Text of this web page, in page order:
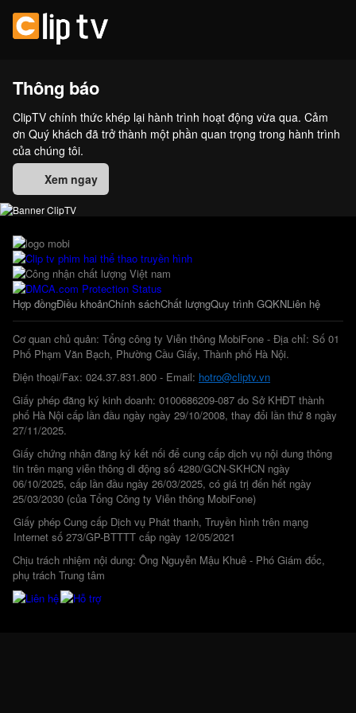
Thông báo
ClipTV chính thức khép lại hành trình hoạt động vừa qua. Cảm
ơn Quý khách đã trở thành một phần quan trọng trong hành trình
của chúng tôi.
Xem ngay
Hợp đồngĐiều khoảnChính sáchChất lượngQuy trình GQKNLiên hệ
Cơ quan chủ quản: Tổng công ty Viễn thông MobiFone - Địa chỉ: Số 01
Phố Phạm Văn Bạch, Phường Cầu Giấy, Thành phố Hà Nội.
Điện thoại/Fax: 024.37.831.800 - Email: hotro@cliptv.vn
Giấy phép đăng ký kinh doanh: 0100686209-087 do Sở KHĐT thành
phố Hà Nội cấp lần đầu ngày ngày 29/10/2008, thay đổi lần thứ 8 ngày
27/11/2025.
Giấy chứng nhận đăng ký kết nối để cung cấp dịch vụ nội dung thông
tin trên mạng viễn thông di động số 4280/GCN-SKHCN ngày
06/10/2025, cấp lần đầu ngày 26/03/2025, có giá trị đến hết ngày
25/03/2030 (của Tổng Công ty Viễn thông MobiFone)
Giấy phép Cung cấp Dịch vụ Phát thanh, Truyền hình trên mạng
Internet số 273/GP-BTTTT cấp ngày 12/05/2021
Chịu trách nhiệm nội dung: Ông Nguyễn Mậu Khuê - Phó Giám đốc,
phụ trách Trung tâm